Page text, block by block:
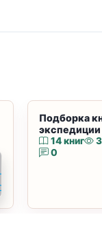
Подборка
14 книг
0